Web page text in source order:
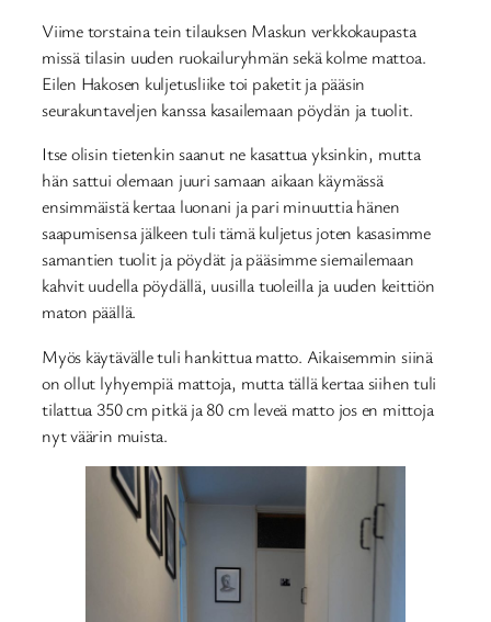
Viime torstaina tein tilauksen Maskun verkkokaupasta
missä tilasin uuden ruokailuryhmän sekä kolme mattoa.
Eilen Hakosen kuljetusliike toi paketit ja pääsin
seurakuntaveljen kanssa kasailemaan pöydän ja tuolit.
Itse olisin tietenkin saanut ne kasattua yksinkin, mutta
hän sattui olemaan juuri samaan aikaan käymässä
ensimmäistä kertaa luonani ja pari minuuttia hänen
saapumisensa jälkeen tuli tämä kuljetus joten kasasimme
samantien tuolit ja pöydät ja pääsimme siemailemaan
kahvit uudella pöydällä, uusilla tuoleilla ja uuden keittiön
maton päällä.
Myös käytävälle tuli hankittua matto. Aikaisemmin siinä
on ollut lyhyempiä mattoja, mutta tällä kertaa siihen tuli
tilattua 350 cm pitkä ja 80 cm leveä matto jos en mittoja
nyt väärin muista.